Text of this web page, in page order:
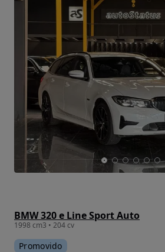
BMW 320 e Line Sport Auto
1998 cm3 • 204 cv
Promovido